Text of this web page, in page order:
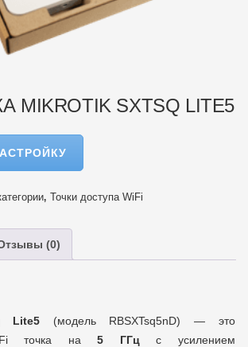
MIKROTIK SXTSQ LITE5
, Точки доступа WiFi
(0)
Lite5(модель RBSXTsq5nD) — это
Fi точка на5 ГГцс усилением